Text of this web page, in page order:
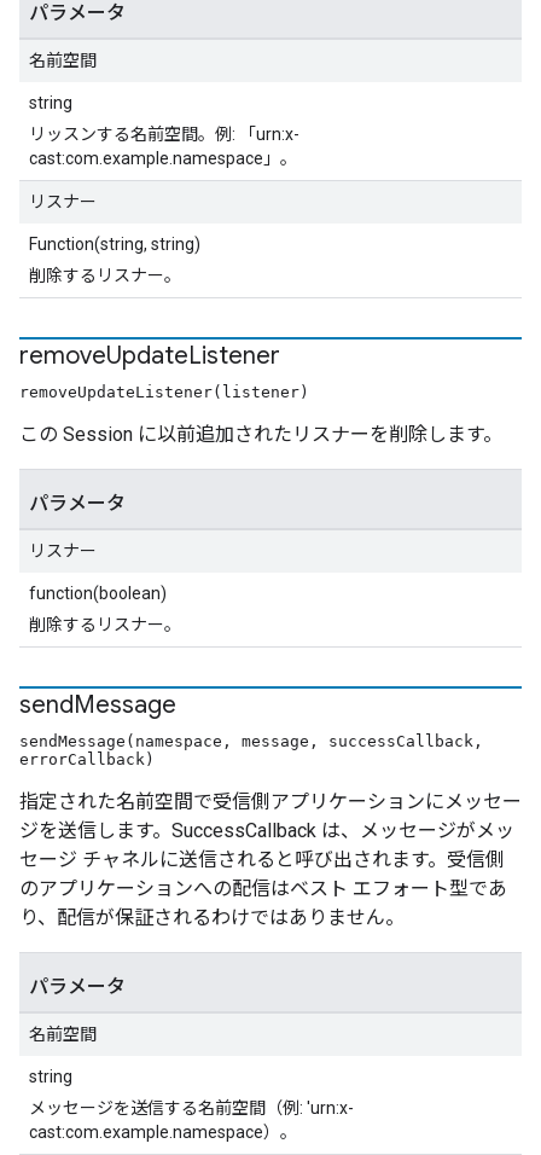
パラメータ
名前空間
string
リッスンする名前空間。例: 「urn:x-
cast:com.example.namespace」。
リスナー
Function(string, string)
削除するリスナー。
removeUpdateListener
removeUpdateListener(listener)
この Session に以前追加されたリスナーを削除します。
パラメータ
リスナー
function(boolean)
削除するリスナー。
sendMessage
sendMessage(namespace, message, successCallback,
errorCallback)
指定された名前空間で受信側アプリケーションにメッセー
ジを送信します。SuccessCallback は、メッセージがメッ
セージ チャネルに送信されると呼び出されます。受信側
のアプリケーションへの配信はベスト エフォート型であ
り、配信が保証されるわけではありません。
パラメータ
名前空間
string
メッセージを送信する名前空間（例: 'urn:x-
cast:com.example.namespace）。